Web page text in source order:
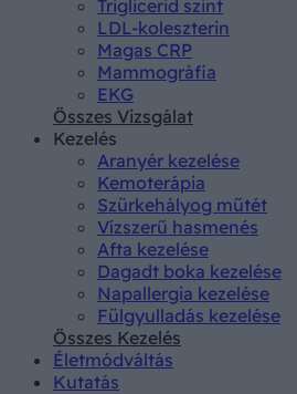
Triglicerid szint
LDL-koleszterin
Magas CRP
Mammográfia
EKG
Összes Vizsgálat
Kezelés
Aranyér kezelése
Kemoterápia
Szürkehályog műtét
Vízszerű hasmenés
Afta kezelése
Dagadt boka kezelése
Napallergia kezelése
Fülgyulladás kezelése
Összes Kezelés
Életmódváltás
Kutatás